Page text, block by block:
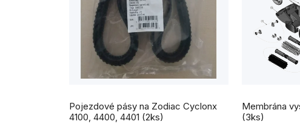
Pojezdové pásy na Zodiac Cyclonx
4100, 4400, 4401 (2ks)
Membrána
(3ks)